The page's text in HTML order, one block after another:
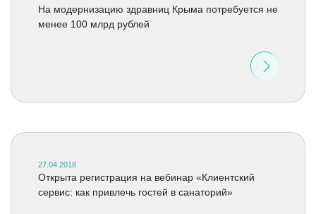
На модернизацию здравниц Крыма потребуется не
менее 100 млрд рублей
27.04.2018
Открыта регистрация на вебинар «Клиентский
сервис: как привлечь гостей в санаторий»